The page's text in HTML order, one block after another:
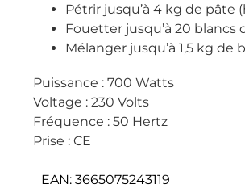
Pétrir jusqu’à 4 kg de pâte
Fouetter jusqu’à 20 blancs
Mélanger jusqu’à 1,5 kg de
Puissance : 700 Watts
Voltage : 230 Volts
Fréquence : 50 Hertz
Prise : CE
EAN: 3665075243119